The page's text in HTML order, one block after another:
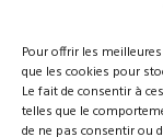
Pour offrir les
que les cookies pour
Le fait de consentir à
telles que le
de ne pas consentir ou
210, rue
418